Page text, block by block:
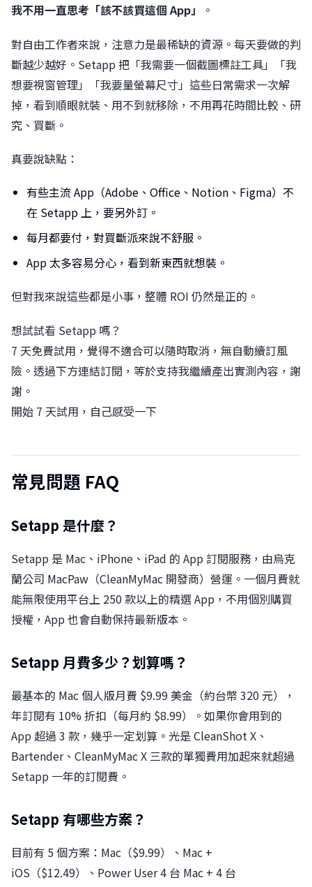
我不用一直思考「該不該買這個 App」
。
對自由工作者來說，注意力是最稀缺的資源。每天要做的判
斷越少越好。Setapp 把「我需要一個截圖標註工具」「我
想要視窗管理」「我要量螢幕尺寸」這些日常需求一次解
掉，看到順眼就裝、用不到就移除，不用再花時間比較、研
究、買斷。
真要說缺點：
有些主流 App（Adobe、Office、Notion、Figma）不
在 Setapp 上，要另外訂。
每月都要付，對買斷派來說不舒服。
App 太多容易分心，看到新東西就想裝。
但對我來說這些都是小事，整體 ROI 仍然是正的。
想試試看 Setapp 嗎？
7 天免費試用，覺得不適合可以隨時取消，無自動續訂風
險。透過下方連結訂閱，等於支持我繼續產出實測內容，謝
謝。
開始 7 天試用，自己感受一下
常見問題 FAQ
Setapp 是什麼？
Setapp 是 Mac、iPhone、iPad 的 App 訂閱服務，由烏克
蘭公司 MacPaw（CleanMyMac 開發商）營運。一個月費就
能無限使用平台上 250 款以上的精選 App，不用個別購買
授權，App 也會自動保持最新版本。
Setapp 月費多少？划算嗎？
最基本的 Mac 個人版月費 $9.99 美金（約台幣 320 元），
年訂閱有 10% 折扣（每月約 $8.99）。如果你會用到的
App 超過 3 款，幾乎一定划算。光是 CleanShot X、
Bartender、CleanMyMac X 三款的單獨費用加起來就超過
Setapp 一年的訂閱費。
Setapp 有哪些方案？
目前有 5 個方案：Mac（$9.99）、Mac +
iOS（$12.49）、Power User 4 台 Mac + 4 台